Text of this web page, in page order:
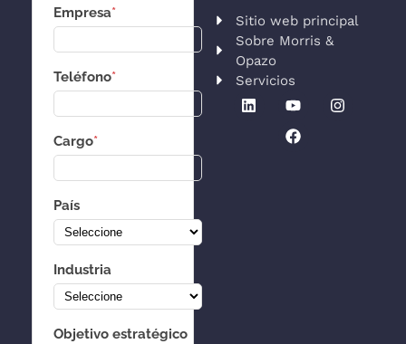
Empresa*
Teléfono*
Cargo*
País
Industria
Objetivo estratégico
Sitio web principal
Sobre Morris &
Opazo
Servicios